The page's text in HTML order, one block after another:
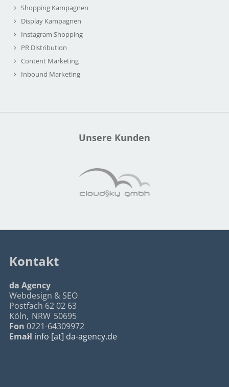
Shopping Kampagnen
Display Kampagnen
Instagram Shopping
PR Distribution
Content Marketing
Inbound Marketing
Unsere Kunden
Kontakt
da Agency
Webdesign & SEO
Postfach 62 02 63
Köln, NRW 50695
Fon 0221-64309972
Email info [at] da-agency.de